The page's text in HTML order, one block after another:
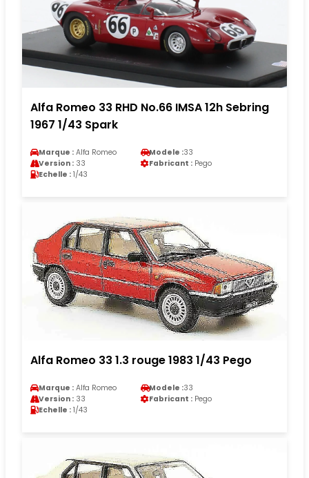
Alfa Romeo 33 RHD No.66 IMSA 12h Sebring
1967 1/43 Spark
Marque : Alfa Romeo Modele :33
Version : 33 Fabricant : Pego
Echelle : 1/43
Alfa Romeo 33 1.3 rouge 1983 1/43 Pego
Marque : Alfa Romeo Modele :33
Version : 33 Fabricant : Pego
Echelle : 1/43